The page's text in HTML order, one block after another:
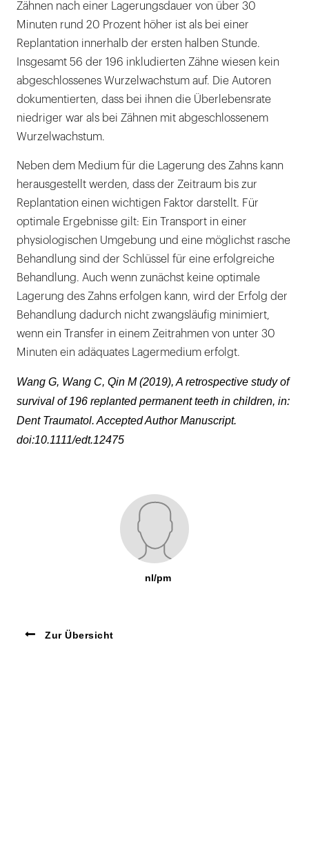
Zähnen nach einer Lagerungsdauer von über 30
Minuten rund 20 Prozent höher ist als bei einer
Replantation innerhalb der ersten halben Stunde.
Insgesamt 56 der 196 inkludierten Zähne wiesen kein
abgeschlossenes Wurzelwachstum auf. Die Autoren
dokumentierten, dass bei ihnen die Überlebensrate
niedriger war als bei Zähnen mit abgeschlossenem
Wurzelwachstum.
Neben dem Medium für die Lagerung des Zahns kann
herausgestellt werden, dass der Zeitraum bis zur
Replantation einen wichtigen Faktor darstellt. Für
optimale Ergebnisse gilt: Ein Transport in einer
physiologischen Umgebung und eine möglichst rasche
Behandlung sind der Schlüssel für eine erfolgreiche
Behandlung. Auch wenn zunächst keine optimale
Lagerung des Zahns erfolgen kann, wird der Erfolg der
Behandlung dadurch nicht zwangsläufig minimiert,
wenn ein Transfer in einem Zeitrahmen von unter 30
Minuten ein adäquates Lagermedium erfolgt.
Wang G, Wang C, Qin M (2019), A retrospective study of
survival of 196 replanted permanent teeth in children, in:
Dent Traumatol. Accepted Author Manuscript.
doi:10.1111/edt.12475
nl/pm
Zur Übersicht